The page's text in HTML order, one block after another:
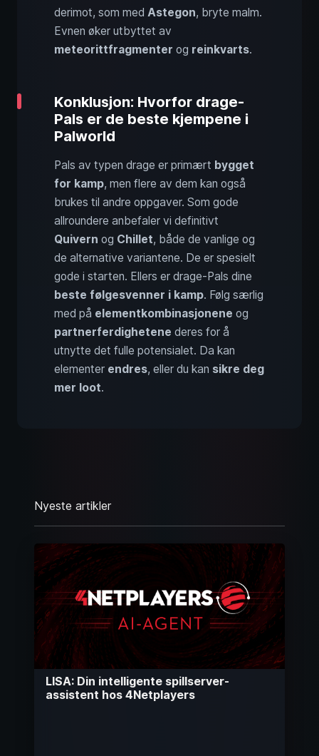
derimot, som med Astegon, bryte malm.
Evnen øker utbyttet av
meteorittfragmenter og reinkvarts.
Konklusjon: Hvorfor drage-
Pals er de beste kjempene i
Palworld
Pals av typen drage er primært bygget
for kamp, men flere av dem kan også
brukes til andre oppgaver. Som gode
allroundere anbefaler vi definitivt
Quivern og Chillet, både de vanlige og
de alternative variantene. De er spesielt
gode i starten. Ellers er drage-Pals dine
beste følgesvenner i kamp. Følg særlig
med på elementkombinasjonene og
partnerferdighetene deres for å
utnytte det fulle potensialet. Da kan
elementer endres, eller du kan sikre deg
mer loot.
Nyeste artikler
LISA: Din intelligente spillserver-
assistent hos 4Netplayers